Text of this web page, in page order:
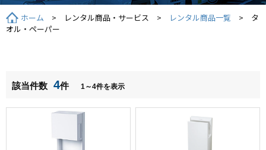
ホーム > レンタル商品・サービス > レンタル商品一覧 > タ
オル・ペーパー
該当件数 4件 1～4件を表示